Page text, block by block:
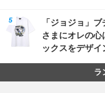
「ジョジョ」
さまにオレの
ックスをデザイ
ラ